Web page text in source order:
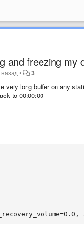
and freezing my
• 3
very long buffer on any
to 00:00:00